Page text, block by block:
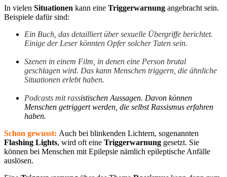
In vielen Situationen kann eine Triggerwarnung angebracht sein.
Beispiele dafür sind:
Ein Buch, das detailliert über sexuelle Übergriffe berichtet.
Einige der Leser könnten Opfer solcher Taten sein.
Szenen in einem Film, in denen eine Person brutal
geschlagen wird. Das kann Menschen triggern, die ähnliche
Situationen erlebt haben.
Podcasts mit rassistischen Aussagen. Davon können
Menschen getriggert werden, die selbst Rassismus erfahren
haben.
Schon gewusst: Auch bei blinkenden Lichtern, sogenannten
Flashing Lights, wird oft eine Triggerwarnung gesetzt. Sie
können bei Menschen mit Epilepsie nämlich epileptische Anfälle
auslösen.